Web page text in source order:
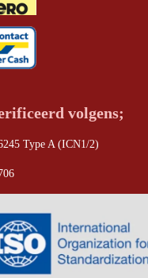
volgens;
Type A (ICN1/2)